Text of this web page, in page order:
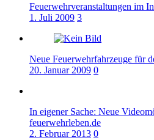
Feuerwehrveranstaltungen im
1. Juli 2009 3
Neue Feuerwehrfahrzeuge für
20. Januar 2009 0
In eigener Sache: Neue
feuerwehrleben.de
2. Februar 2013 0